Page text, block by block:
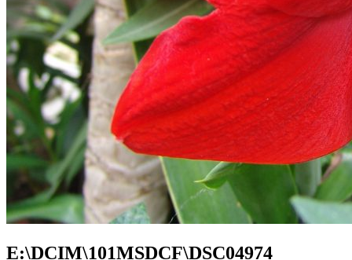
E:\DCIM\101MSDCF\DSC04974